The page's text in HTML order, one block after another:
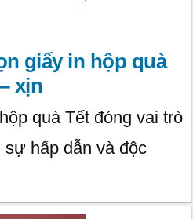
giấy in hộp quà
xịn
quà Tết đóng vai trò
sự hấp dẫn và độc